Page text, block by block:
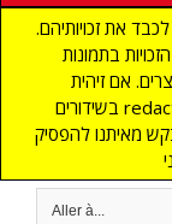
את זכויותיהם.
בתמונות
זכויות יוצרים. אם זיהית
בשידורים redaction@israelmagazine.co.il שלנו תמונה שאתה
מאיתנו להפסיק
Aller à...